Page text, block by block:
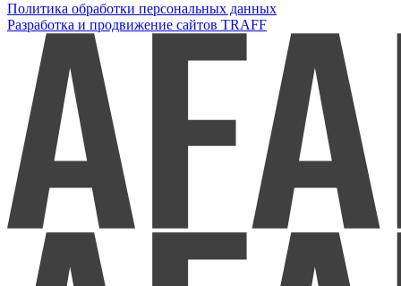
Политика обработки персональных данных
Разработка и продвижение сайтов TRAFF